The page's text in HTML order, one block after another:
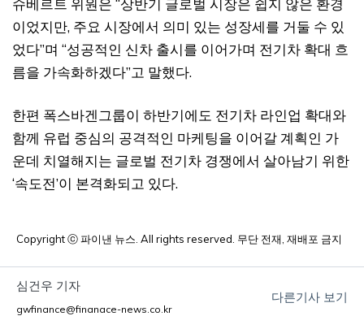
이었지만, 주요 시장에서 의미 있는 성장세를 거둘 수 있
었다”며 “성공적인 신차 출시를 이어가며 전기차 확대 흐
름을 가속화하겠다”고 말했다.
한편 폭스바겐그룹이 하반기에도 전기차 라인업 확대와
함께 유럽 중심의 공격적인 마케팅을 이어갈 계획인 가
운데 치열해지는 글로벌 전기차 경쟁에서 살아남기 위한
‘속도전’이 본격화되고 있다.
Copyright ⓒ 파이낸 뉴스. All rights reserved. 무단 전재, 재배포 금지
심건우 기자
gwfinance@finanace-news.co.kr
다른기사 보기